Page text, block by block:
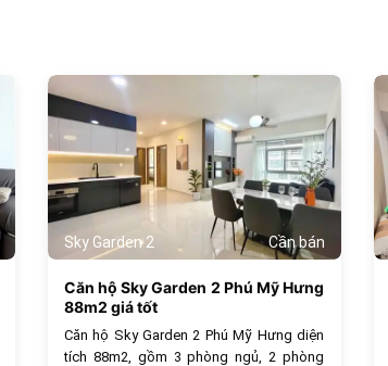
Sky Garden 2 Cần bán
Căn hộ Sky Garden 2 Phú Mỹ Hưng
88m2 giá tốt
Căn hộ Sky Garden 2 Phú Mỹ Hưng diện
tích 88m2, gồm 3 phòng ngủ, 2 phòng